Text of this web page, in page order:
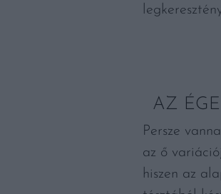
AZ
Persze
az ő
hiszen az